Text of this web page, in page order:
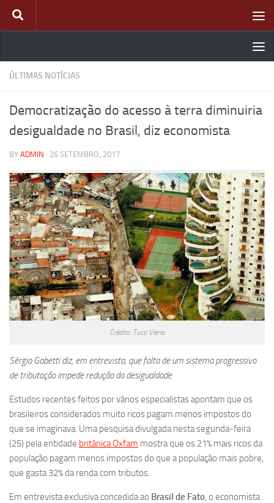
Skip to content
ÚLTIMAS NOTÍCIAS
Democratização do acesso à terra diminuiria
desigualdade no Brasil, diz economista
BY ADMIN · 26 SETEMBRO, 2017
Crédito: Tuca Vieria
Sérgio Gobetti diz, em entrevista, que falta de um sistema progressivo
de tributação impede redução da desigualdade
Estudos recentes feitos por vários especialistas apontam que os
brasileiros considerados muito ricos pagam menos impostos do
que se imaginava. Uma pesquisa divulgada nesta segunda-feira
(25) pela entidade britânica Oxfam mostra que os 21% mais ricos da
população pagam menos impostos do que a população mais pobre,
que gasta 32% da renda com tributos.
Em entrevista exclusiva concedida ao Brasil de Fato , o economista